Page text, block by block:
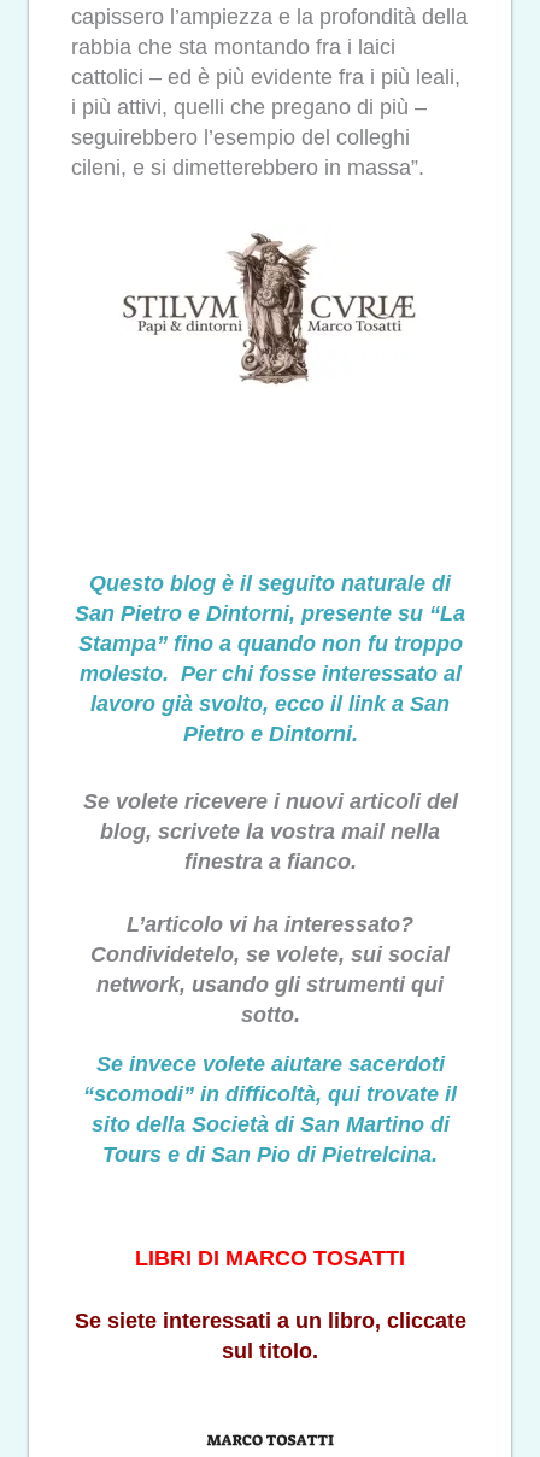
capissero l’ampiezza e la profondità della
rabbia che sta montando fra i laici
cattolici – ed è più evidente fra i più leali,
i più attivi, quelli che pregano di più –
seguirebbero l’esempio del colleghi
cileni, e si dimetterebbero in massa”.
Questo blog è il seguito naturale di
San Pietro e Dintorni, presente su “La
Stampa” fino a quando non fu troppo
molesto. Per chi fosse interessato al
lavoro già svolto, ecco il link a San
Pietro e Dintorni.
Se volete ricevere i nuovi articoli del
blog, scrivete la vostra mail nella
finestra a fianco.
L’articolo vi ha interessato?
Condividetelo, se volete, sui social
network, usando gli strumenti qui
sotto.
Se invece volete aiutare sacerdoti
“scomodi” in difficoltà, qui trovate il
sito della Società di San Martino di
Tours e di San Pio di Pietrelcina.
LIBRI DI MARCO TOSATTI
Se siete interessati a un libro, cliccate
sul titolo.